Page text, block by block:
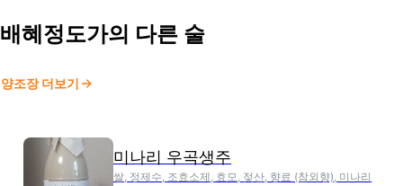
배혜정도가의 다른 술
양조장 더보기
미나리 우곡생주
쌀, 정제수, 조효소제, 효모, 젖산, 향료 (참외향), 미나리